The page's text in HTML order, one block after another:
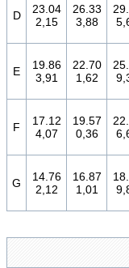
D
23.04
2,15
26.33
3,88
E
19.86
3,91
22.70
1,62
F
17.12
4,07
19.57
0,36
G
14.76
2,12
16.87
1,01